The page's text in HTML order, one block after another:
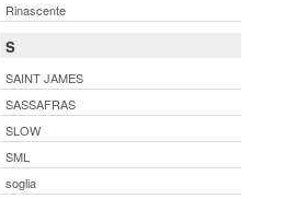
Rinascente
S
SAINT JAMES
SASSAFRAS
SLOW
SML
soglia